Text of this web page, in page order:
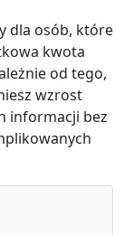
dla osób, które
kwota
od tego,
wzrost
informacji bez